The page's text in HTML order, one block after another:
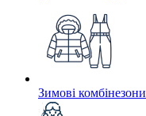
Зимові комбінезони